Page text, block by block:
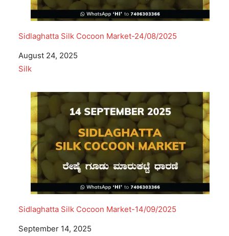
Sidlaghatta Silk Cocoon Market-24/08/2025
Date
August 24, 2025
In relation to
Silk
Sidlaghatta Silk Cocoon Market-14/09/2025
Date
September 14, 2025